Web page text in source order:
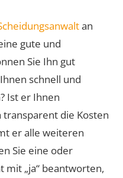
an
gute und
Sie Ihn gut
schnell und
Ist er Ihnen
transparent die Kosten
er alle weiteren
Sie eine oder
mit „ja“ beantworten,